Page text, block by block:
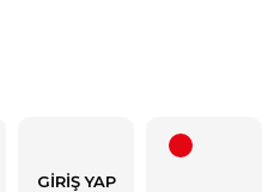
GIRIŞ YAP